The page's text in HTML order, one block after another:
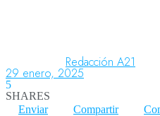
Redacción A21
29 enero, 2025
5
SHARES
Enviar
Compartir